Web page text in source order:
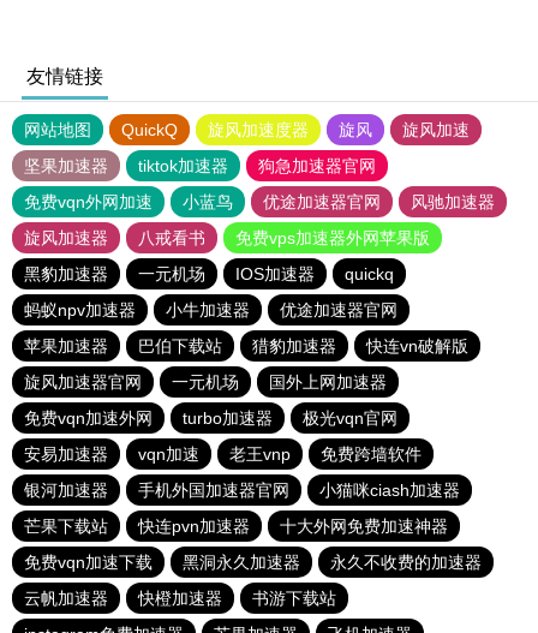
友情链接
网站地图 QuickQ 旋风加速度器 旋风
旋风加速
坚果加速器
tiktok加速器
狗急加速器官网
免费vqn外网加速
小蓝鸟 优途加速器官网
风驰加速器
旋风加速器
八戒看书
免费vps加速器外网苹果版
黑豹加速器
一元机场 IOS加速器
quickq
蚂蚁npv加速器
小牛加速器
优途加速器官网
苹果加速器
巴伯下载站 猎豹加速器
快连vn破解版
旋风加速器官网
一元机场
国外上网加速器
免费vqn加速外网
turbo加速器
极光vqn官网
安易加速器
vqn加速 老王vnp
免费跨墙软件
银河加速器
手机外国加速器官网
小猫咪ciash加速器
芒果下载站
快连pvn加速器
十大外网免费加速神器
免费vqn加速下载
黑洞永久加速器
永久不收费的加速器
云帆加速器
快橙加速器
书游下载站